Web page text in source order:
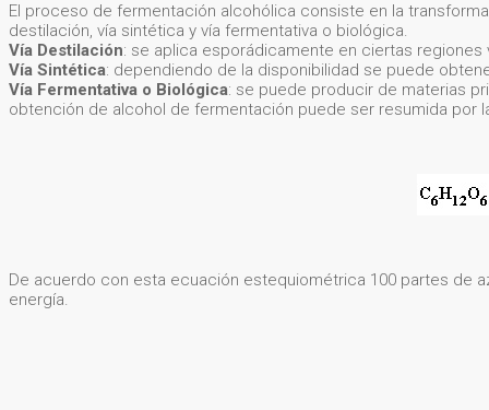
El proceso de fermentación alcohólica consiste en la
destilación, vía sintética y vía fermentativa o biológica.
Vía Destilación: se aplica esporádicamente en ciertas
Vía Sintética: dependiendo de la disponibilidad se puede
Vía Fermentativa o Biológica: se puede producir de materias
obtención de alcohol de fermentación puede ser resumida por
De acuerdo con esta ecuación estequiométrica 100 partes de
energía.